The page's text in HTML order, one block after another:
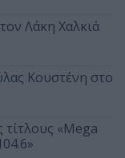
Λάκη Χαλκιά
Κουστένη στο
«Mega